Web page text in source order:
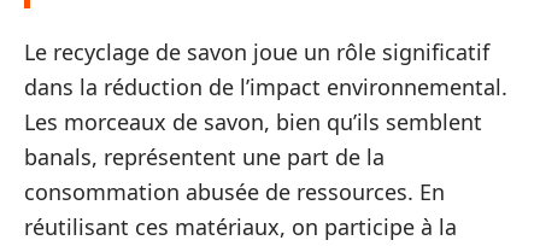
Le recyclage de savon joue un rôle significatif
dans la réduction de l’impact environnemental.
Les morceaux de savon, bien qu’ils semblent
banals, représentent une part de la
consommation abusée de ressources. En
réutilisant ces matériaux, on participe à la